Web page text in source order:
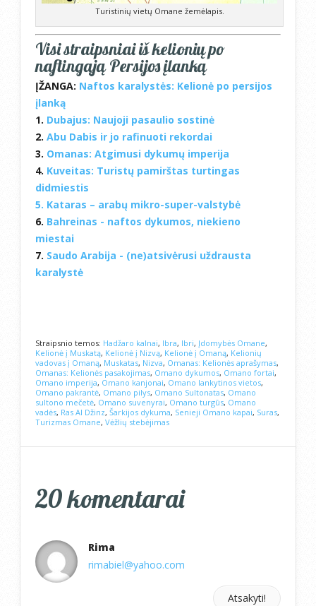
Turistinių vietų Omane žemėlapis.
Visi straipsniai iš kelionių po
naftingąją Persijos įlanką
ĮŽANGA: Naftos karalystės: Kelionė po persijos
įlanką
1. Dubajus: Naujoji pasaulio sostinė
2. Abu Dabis ir jo rafinuoti rekordai
3. Omanas: Atgimusi dykumų imperija
4. Kuveitas: Turistų pamirštas turtingas
didmiestis
5. Kataras – arabų mikro-super-valstybė
6. Bahreinas - naftos dykumos, niekieno
miestai
7. Saudo Arabija - (ne)atsivėrusi uždrausta
karalystė
Straipsnio temos: Hadžaro kalnai, Ibra, Ibri, Įdomybės Omane,
Kelionė į Muskatą, Kelionė į Nizvą, Kelionė į Omaną, Kelionių
vadovas į Omaną, Muskatas, Nizva, Omanas: Kelionės aprašymas,
Omanas: Kelionės pasakojimas, Omano dykumos, Omano fortai,
Omano imperija, Omano kanjonai, Omano lankytinos vietos,
Omano pakrantė, Omano pilys, Omano Sultonatas, Omano
sultono mečetė, Omano suvenyrai, Omano turgūs, Omano
vadės, Ras Al Džinz, Šarkijos dykuma, Senieji Omano kapai, Suras,
Turizmas Omane, Vėžlių stebėjimas
20 komentarai
Rima
rimabiel@yahoo.com
Atsakyti!